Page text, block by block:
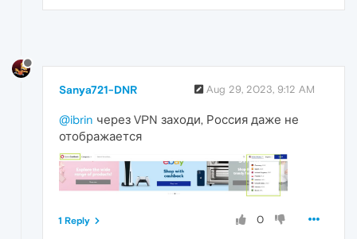
Sanya721-DNR Aug 29, 2023, 9:12 AM
@ibrin через VPN заходи, Россия даже не
отображается
0
1 Reply